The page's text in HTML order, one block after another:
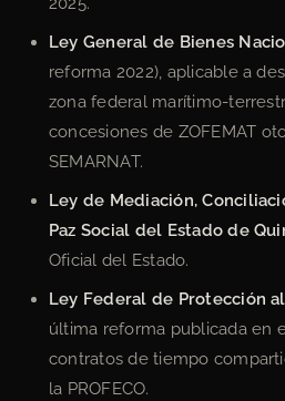
Ley General de Bienes
reforma 2022), aplicable a
zona federal marítimo-
concesiones de ZOFEMAT
SEMARNAT.
Ley de Mediación,
Paz Social del Estado de
Oficial del Estado.
Ley Federal de Protección
última reforma publicada en
contratos de tiempo
la PROFECO.